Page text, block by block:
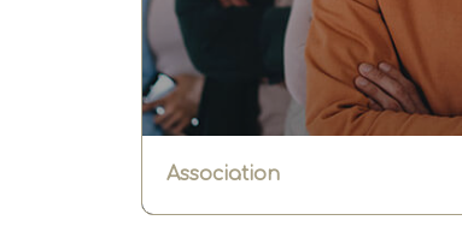
Association